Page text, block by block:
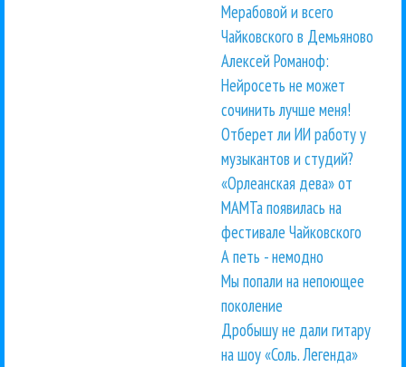
Мерабовой и всего
Чайковского в Демьяново
Алексей Романоф:
Нейросеть не может
сочинить лучше меня!
Отберет ли ИИ работу у
музыкантов и студий?
«Орлеанская дева» от
МАМТа появилась на
фестивале Чайковского
А петь - немодно
Мы попали на непоющее
поколение
Дробышу не дали гитару
на шоу «Соль. Легенда»